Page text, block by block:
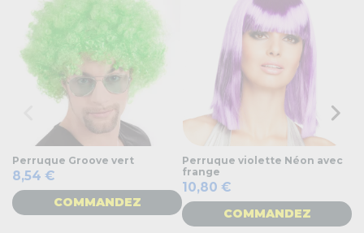
Perruque Groove vert
8,54 €
COMMANDEZ
Perruque violette Néon avec
frange
10,80 €
COMMANDEZ